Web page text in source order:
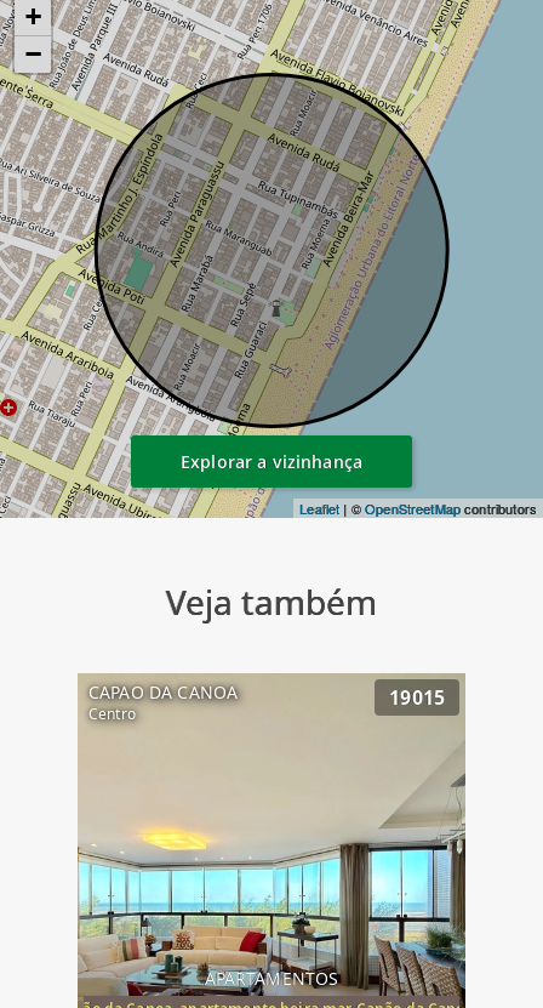
+
−
Leaflet | ©OpenStreetMapcontributors
Explorar a vizinhança
Veja também
CAPAO DA CANOA
Centro
19015
APARTAMENTOS